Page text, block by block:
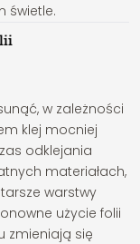
świetle.
w zależności
klej mocniej
odklejania
materiałach,
warstwy
użycie folii
zmieniają się